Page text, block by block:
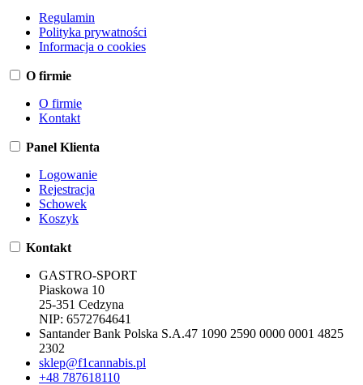
Regulamin
Polityka prywatności
Informacja o cookies
O firmie
O firmie
Kontakt
Panel Klienta
Logowanie
Rejestracja
Schowek
Koszyk
Kontakt
GASTRO-SPORT
Piaskowa 10
25-351 Cedzyna
NIP: 6572764641
Santander Bank Polska S.A.47 1090 2590 0000 0001 4825
2302
sklep@f1cannabis.pl
+48 787618110